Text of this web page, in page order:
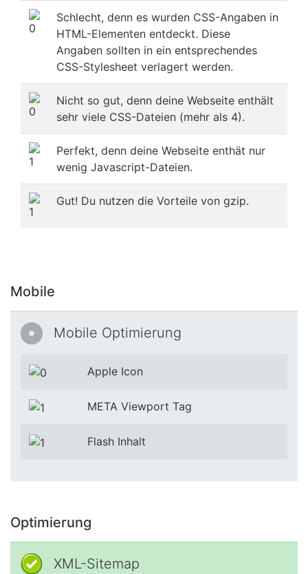
Schlecht, denn es wurden CSS-Angaben in
HTML-Elementen entdeckt. Diese
Angaben sollten in ein entsprechendes
CSS-Stylesheet verlagert werden.
Nicht so gut, denn deine Webseite enthält
sehr viele CSS-Dateien (mehr als 4).
Perfekt, denn deine Webseite enthät nur
wenig Javascript-Dateien.
Gut! Du nutzen die Vorteile von gzip.
Mobile
Mobile Optimierung
Apple Icon
META Viewport Tag
Flash Inhalt
Optimierung
XML-Sitemap